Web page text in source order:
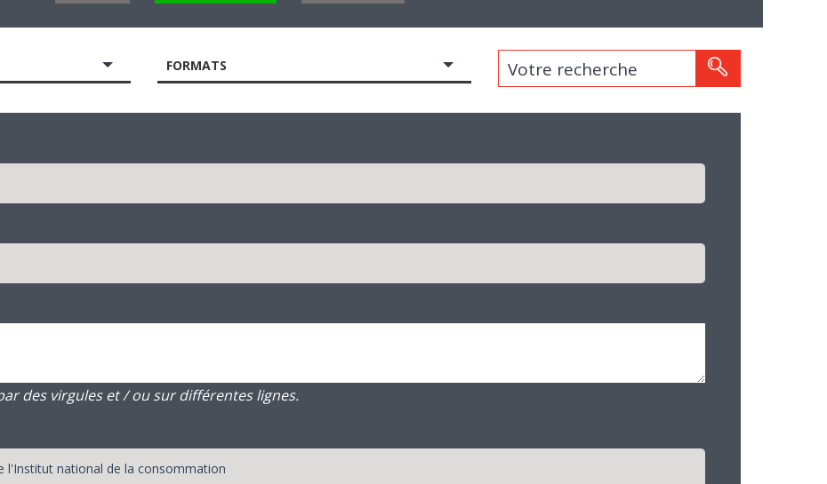
FORMATS Votre recherche
des virgules et / ou sur différentes lignes.